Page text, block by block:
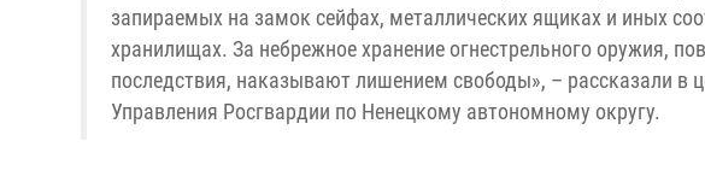
запираемых на замок сейфах, металлических ящиках и иных
хранилищах. За небрежное хранение огнестрельного оружия,
последствия, наказывают лишением свободы», – рассказали в
Управления Росгвардии по Ненецкому автономному округу.